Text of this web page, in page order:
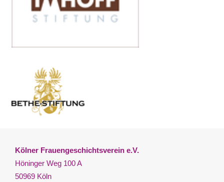
Kölner Frauengeschichtsverein e.V.
Höninger Weg 100 A
50969 Köln